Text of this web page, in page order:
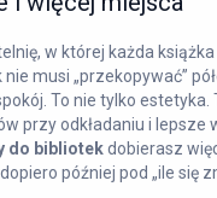
w której każda
musi „przekopywać”
To nie tylko estetyka.
przy odkładaniu i lepsze
do bibliotekdobierasz
później pod „ile się